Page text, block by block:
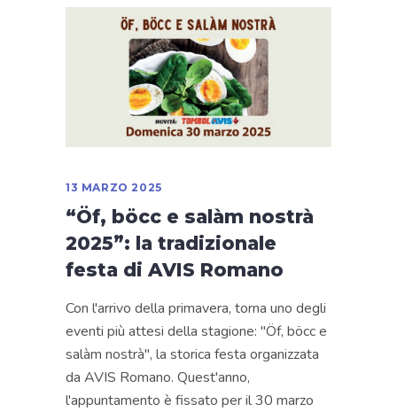
13 MARZO 2025
“Öf, böcc e salàm nostrà
2025”: la tradizionale
festa di AVIS Romano
Con l'arrivo della primavera, torna uno degli
eventi più attesi della stagione: "Öf, böcc e
salàm nostrà", la storica festa organizzata
da AVIS Romano. Quest'anno,
l'appuntamento è fissato per il 30 marzo